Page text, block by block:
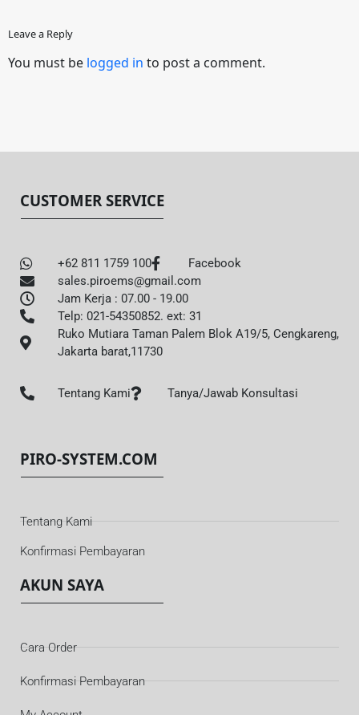
Leave a Reply
You must be logged in to post a comment.
CUSTOMER SERVICE
+62 811 1759 100
Facebook
sales.piroems@gmail.com
Jam Kerja : 07.00 - 19.00
Telp: 021-54350852. ext: 31
Ruko Mutiara Taman Palem Blok A19/5, Cengkareng,
Jakarta barat,11730
Tentang Kami Tanya/Jawab Konsultasi
PIRO-SYSTEM.COM
Tentang Kami
Konfirmasi Pembayaran
AKUN SAYA
Cara Order
Konfirmasi Pembayaran